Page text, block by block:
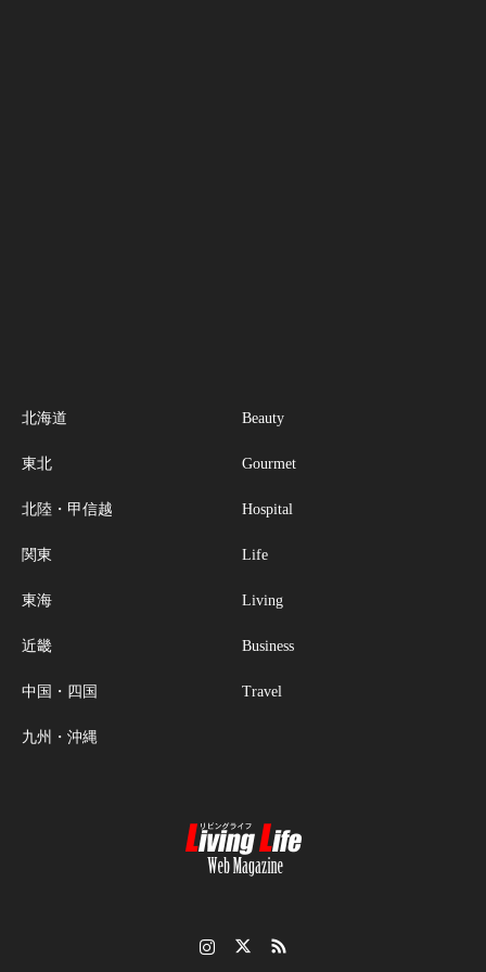
北海道
東北
北陸・甲信越
関東
東海
近畿
中国・四国
九州・沖縄
Beauty
Gourmet
Hospital
Life
Living
Business
Travel